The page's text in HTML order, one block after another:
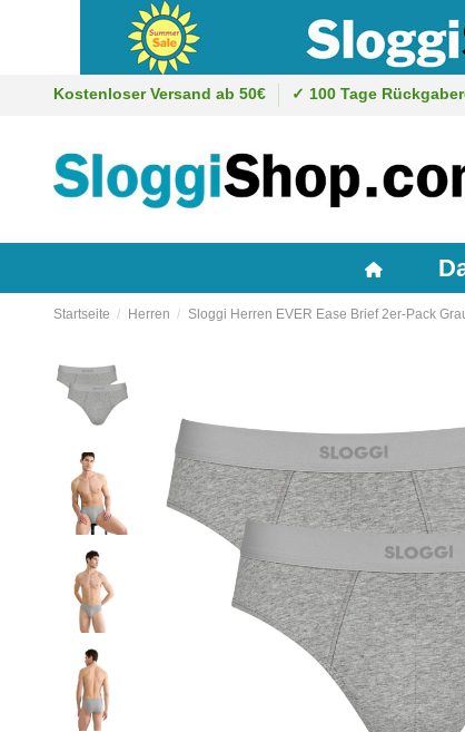
Kostenloser Versand ab 50€ ✓ 100 Tage
Startseite Herren Sloggi Herren EVER Ease Brief 2er-Pack